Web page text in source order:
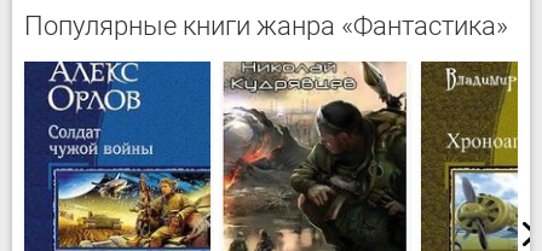
Популярные книги жанра «Фантастика»